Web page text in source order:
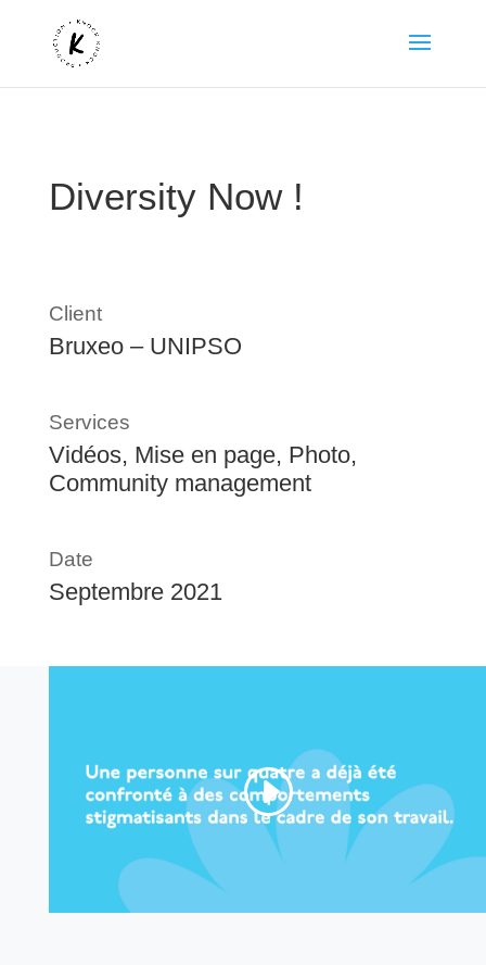
Diversity Now !
Client
Bruxeo – UNIPSO
Services
Vidéos, Mise en page, Photo,
Community management
Date
Septembre 2021